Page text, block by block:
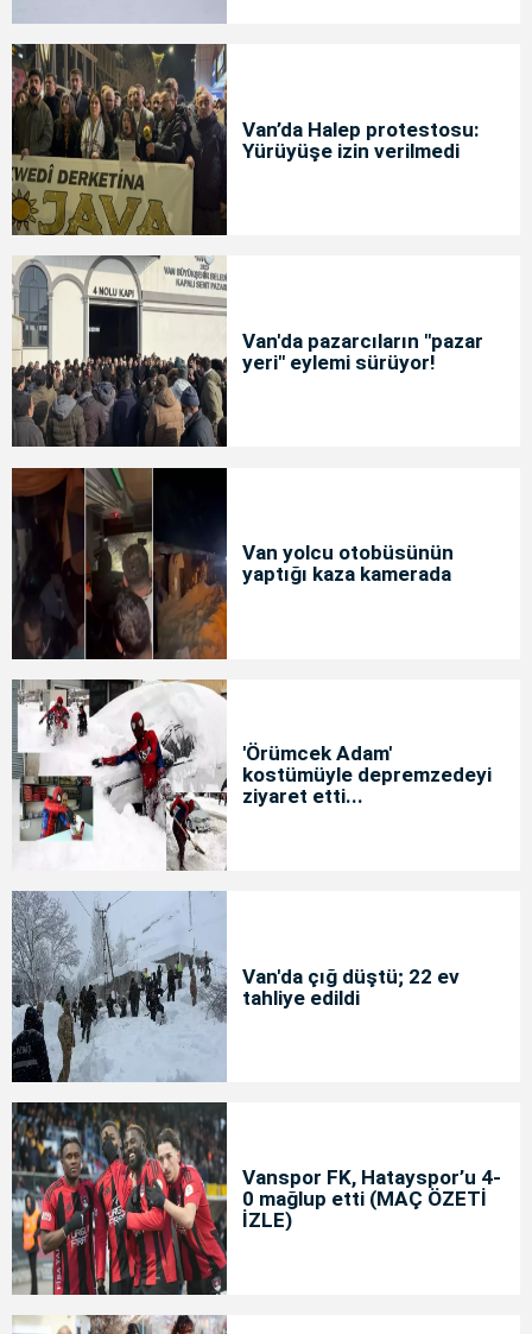
Van’da Halep protestosu:
Yürüyüşe izin verilmedi
Van'da pazarcıların "pazar
yeri" eylemi sürüyor!
Van yolcu otobüsünün
yaptığı kaza kamerada
'Örümcek Adam'
kostümüyle depremzedeyi
ziyaret etti...
Van'da çığ düştü; 22 ev
tahliye edildi
Vanspor FK, Hatayspor’u 4-
0 mağlup etti (MAÇ ÖZETİ
İZLE)